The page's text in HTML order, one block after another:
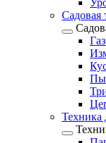
Садовая
Техника